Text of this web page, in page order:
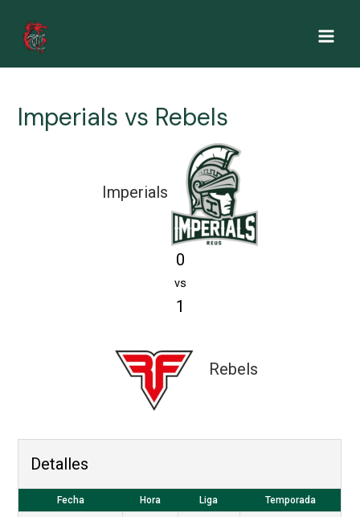
contenido
Main
Imperials vs Rebels
Imperials
0
vs
1
Rebels
Detalles
Fecha Hora Liga Temporada